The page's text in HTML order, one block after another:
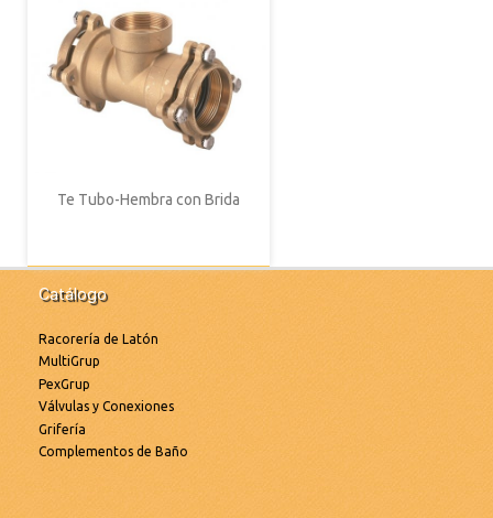
Te Tubo-Hembra con Brida
Catálogo
Racorería de Latón
MultiGrup
PexGrup
Válvulas y Conexiones
Grifería
Complementos de Baño